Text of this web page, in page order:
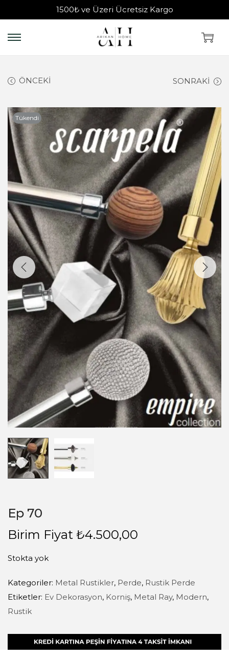
1500₺ ve Üzeri Ücretsiz Kargo
ÖNCEKI SONRAKI
Tükendi
Ep 70
Birim Fiyat ₺4.500,00
Stokta yok
Kategoriler: Metal Rustikler, Perde, Rustik Perde
Etiketler: Ev Dekorasyon, Korniş, Metal Ray, Modern,
Rustik